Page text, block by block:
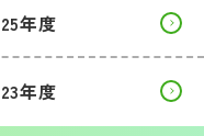
年度
年度